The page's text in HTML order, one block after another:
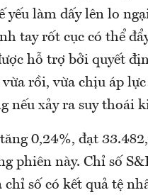
làm dấy lên lo
tay rốt cục có thể
hỗ trợ bởi quyết
rồi, vừa chịu áp
nếu xảy ra suy thoái
0,24%, đạt
phiên này. Chỉ số
chỉ số có kết quả tệ